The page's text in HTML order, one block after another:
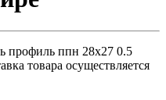
профиль ппн 28х27 0.5
товара осуществляется